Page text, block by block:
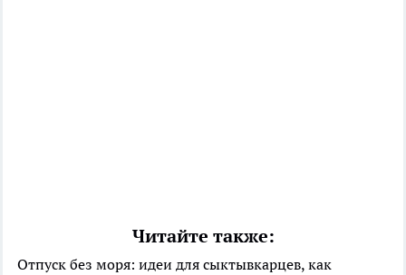
Читайте также:
Отпуск без моря: идеи для сыктывкарцев, как